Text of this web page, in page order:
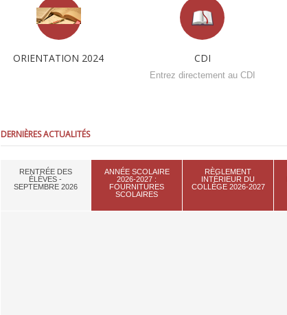
ORIENTATION 2024 CDI
Entrez directement au CDI
DERNIÈRES ACTUALITÉS
RENTRÉE DES
ÉLÈVES -
SEPTEMBRE 2026
ANNÉE SCOLAIRE
2026-2027 :
FOURNITURES
SCOLAIRES
RÈGLEMENT
INTÉRIEUR DU
COLLÈGE 2026-2027